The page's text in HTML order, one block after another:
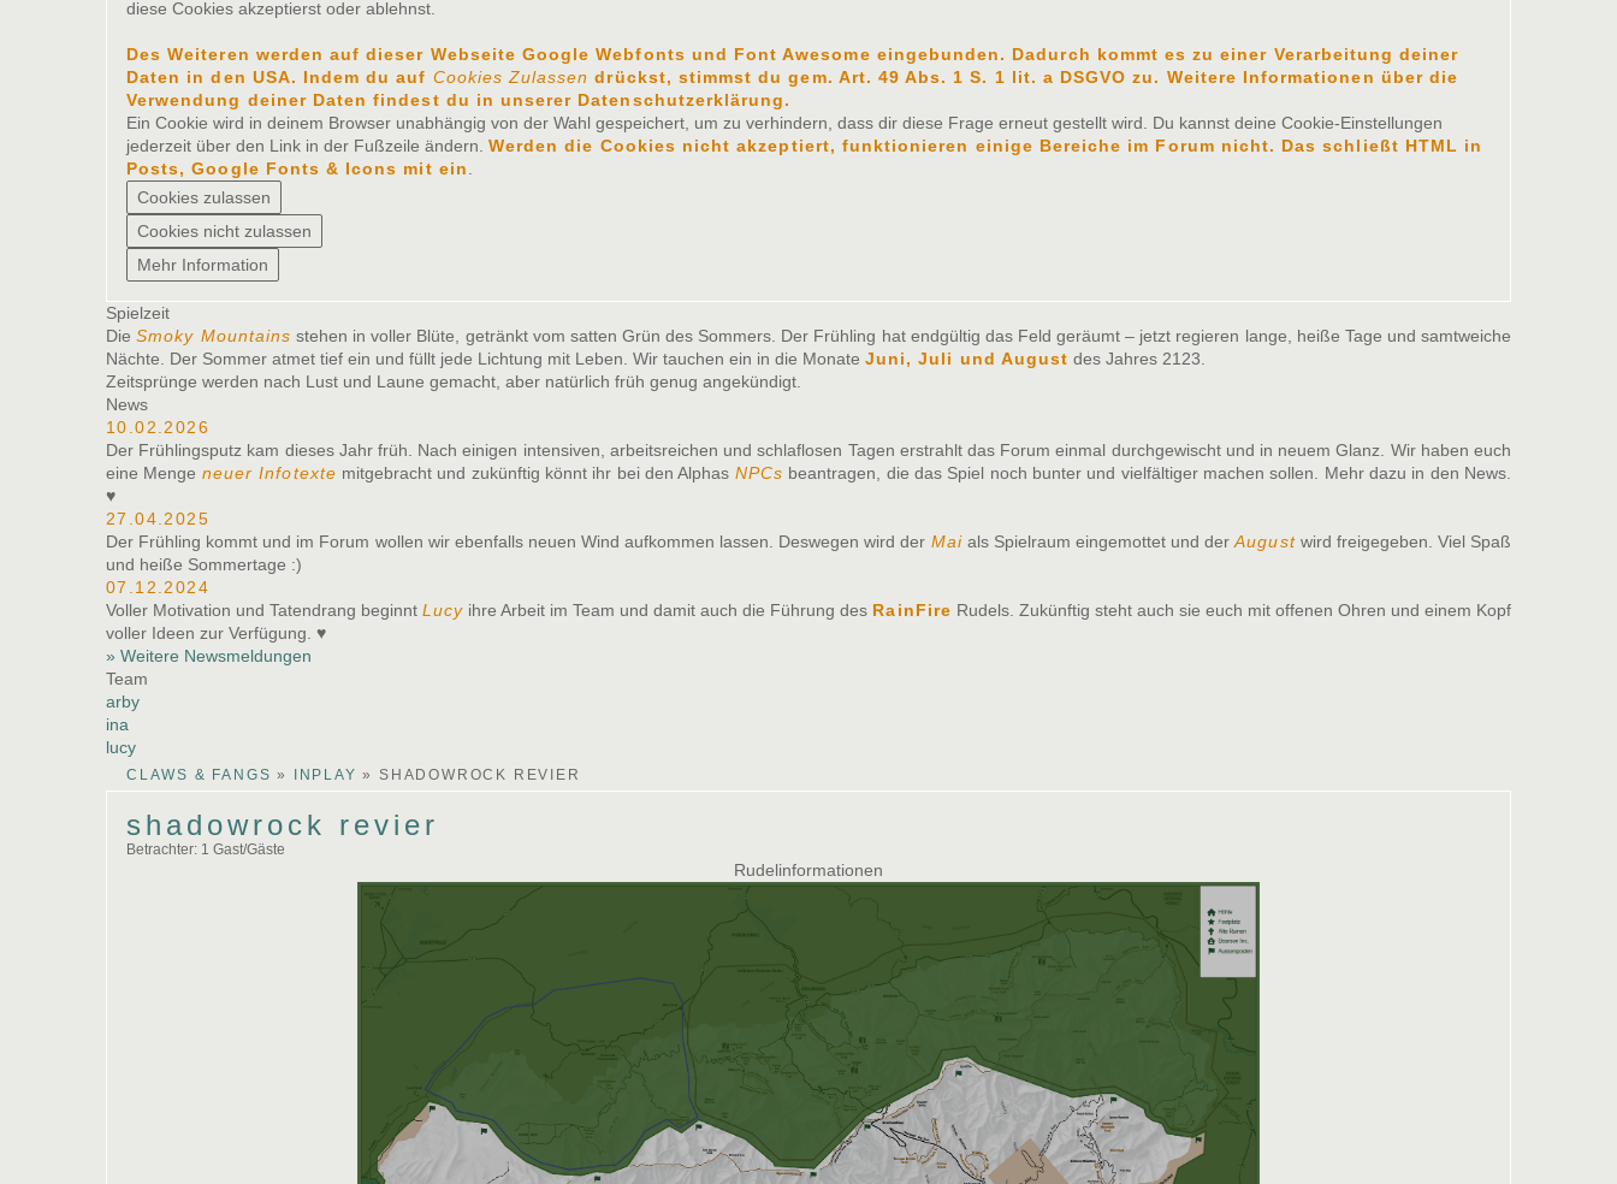
diese Cookies akzeptierst oder ablehnst.
Des Weiteren werden auf dieser Webseite Google Webfonts und Font Awesome eingebunden. Dadurch kommt es zu einer Verarbeitung deiner
Daten in den USA. Indem du auf Cookies Zulassen drückst, stimmst du gem. Art. 49 Abs. 1 S. 1 lit. a DSGVO zu. Weitere Informationen über die
Verwendung deiner Daten findest du in unserer Datenschutzerklärung.
Ein Cookie wird in deinem Browser unabhängig von der Wahl gespeichert, um zu verhindern, dass dir diese Frage erneut gestellt wird. Du kannst deine Cookie-Einstellungen
jederzeit über den Link in der Fußzeile ändern. Werden die Cookies nicht akzeptiert, funktionieren einige Bereiche im Forum nicht. Das schließt HTML in
Posts, Google Fonts & Icons mit ein
Spielzeit
DieSmoky Mountains stehen in voller Blüte, getränkt vom satten Grün des Sommers. Der Frühling hat endgültig das Feld geräumt – jetzt regieren lange, heiße Tage und samtweiche
Nächte. Der Sommer atmet tief ein und füllt jede Lichtung mit Leben. Wir tauchen ein in die Monate Juni, Juli und August des Jahres 2123.
Zeitsprünge werden nach Lust und Laune gemacht, aber natürlich früh genug angekündigt.
News
10.02.2026
Der Frühlingsputz kam dieses Jahr früh. Nach einigen intensiven, arbeitsreichen und schlaflosen Tagen erstrahlt das Forum einmal durchgewischt und in neuem Glanz. Wir haben euch
eine Menge neuer Infotexte mitgebracht und zukünftig könnt ihr bei den Alphas NPCs beantragen, die das Spiel noch bunter und vielfältiger machen sollen. Mehr dazu in den News.
♥
27.04.2025
Der Frühling kommt und im Forum wollen wir ebenfalls neuen Wind aufkommen lassen. Deswegen wird der Maials Spielraum eingemottet und derAugustwird freigegeben. Viel Spaß
und heiße Sommertage :)
07.12.2024
Voller Motivation und Tatendrang beginntLucy ihre Arbeit im Team und damit auch die Führung des RainFire Rudels. Zukünftig steht auch sie euch mit offenen Ohren und einem Kopf
voller Ideen zur Verfügung. ♥
» Weitere Newsmeldungen
Team
arby
ina
lucy
CLAWS & FANGS » INPLAY » SHADOWROCK REVIER
shadowrock revier
Betrachter: 1 Gast/Gäste
Rudelinformationen